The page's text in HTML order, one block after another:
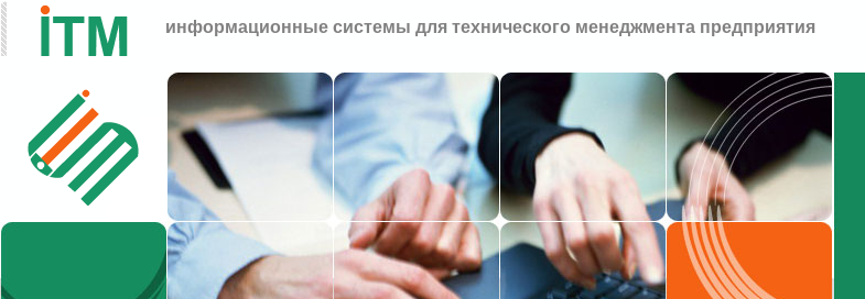
информационные системы для технического менеджмента предприятия